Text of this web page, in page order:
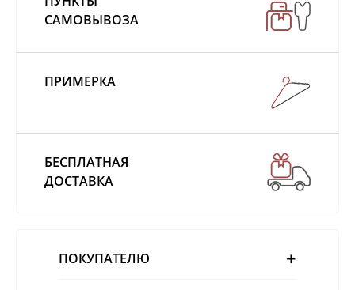
САМОВЫВОЗА
ПРИМЕРКА
БЕСПЛАТНАЯ
ДОСТАВКА
ПОКУПАТЕЛЮ